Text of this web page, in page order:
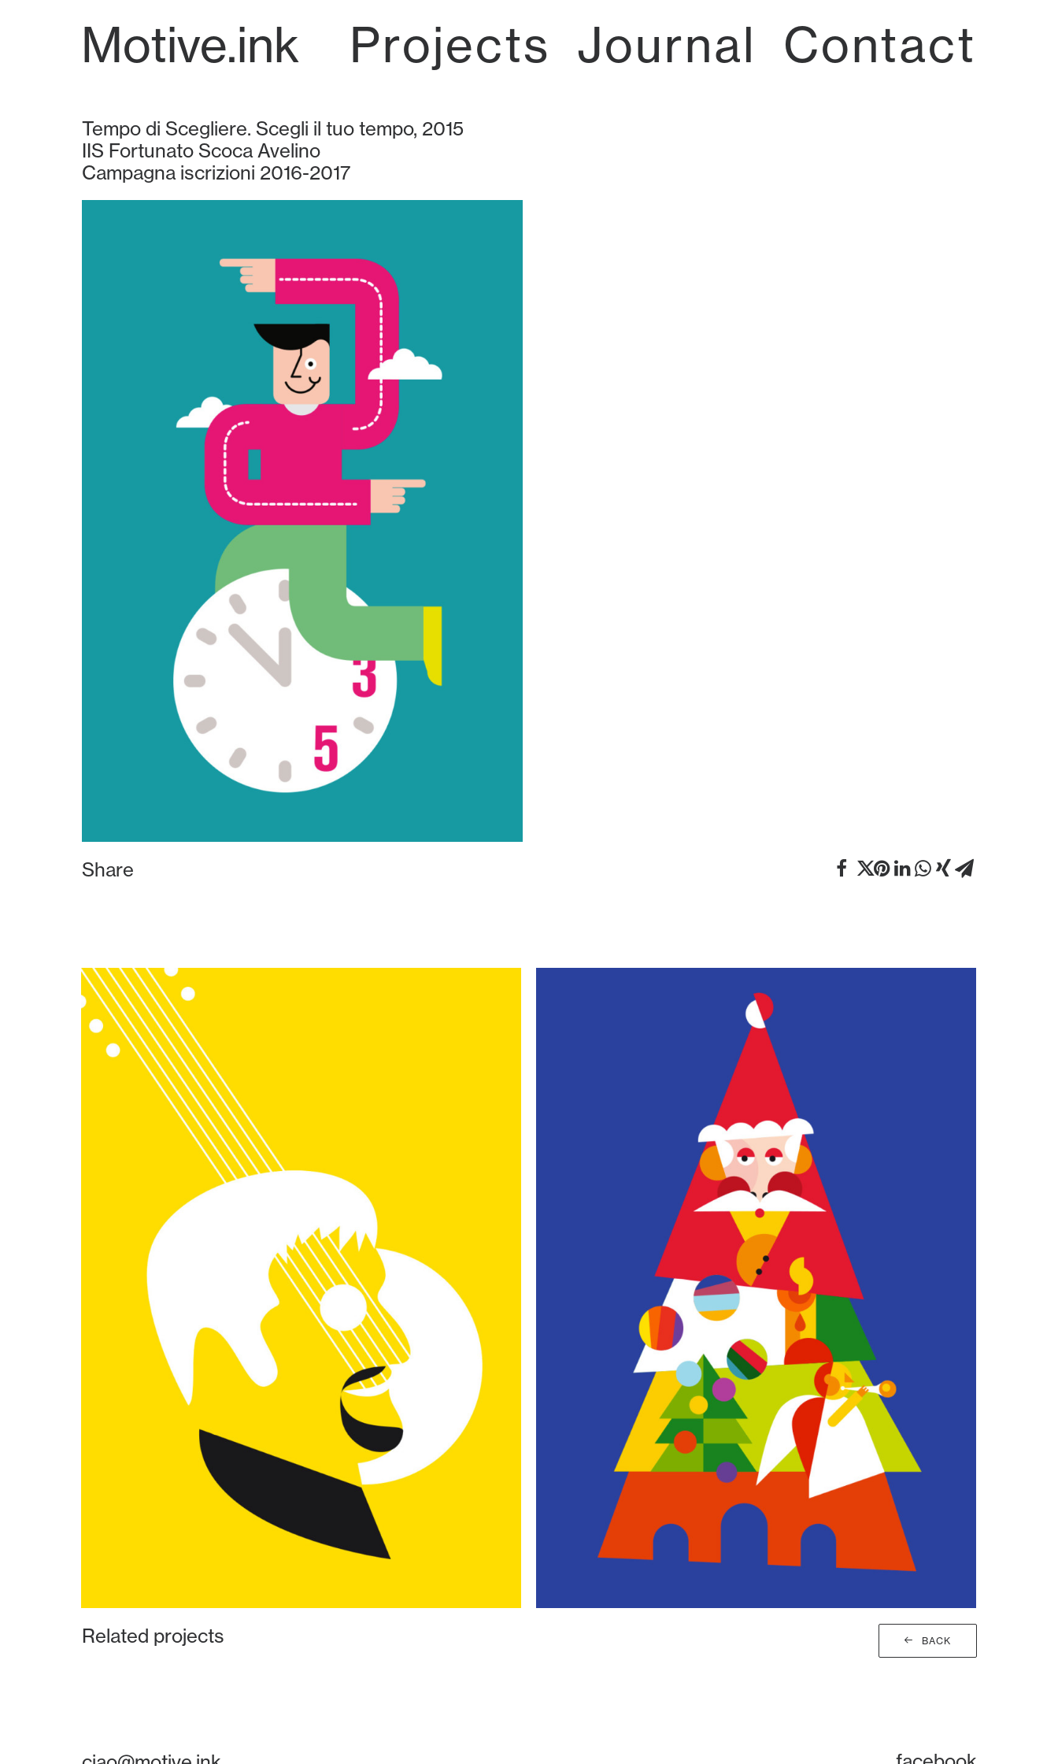
Motive.ink Projects Journal Contact
Tempo di Scegliere. Scegli il tuo tempo, 2015
IIS Fortunato Scoca Avelino
Campagna iscrizioni 2016-2017
Share
Related projects BACK